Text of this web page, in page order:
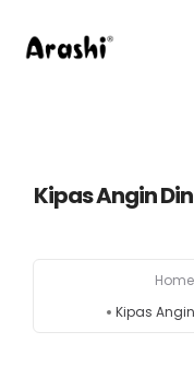
Kipas Angin
Home
Kipas Angin